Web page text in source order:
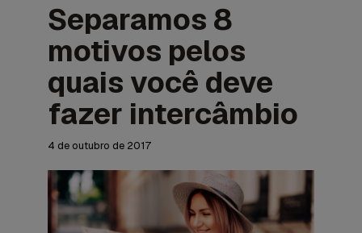
Separamos 8
motivos pelos
quais você deve
fazer intercâmbio
4 de outubro de 2017